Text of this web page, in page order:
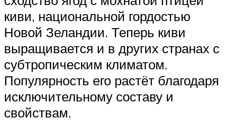
киви, национальной гордостью
Новой Зеландии. Теперь киви
выращивается и в других странах с
субтропическим климатом.
Популярность его растёт благодаря
исключительному составу и
свойствам.